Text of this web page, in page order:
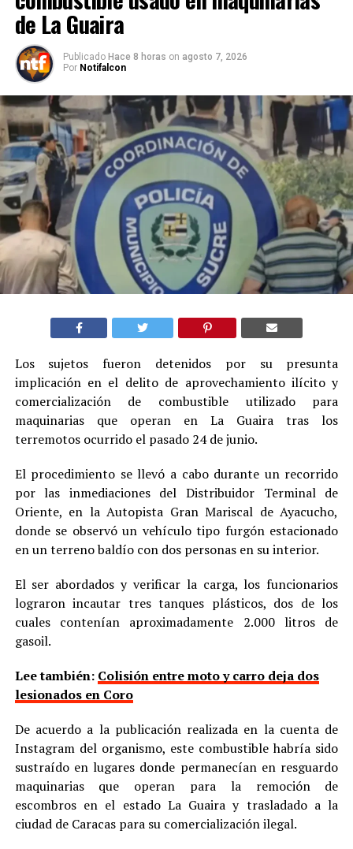
de La Guaira
Publicado Hace 8 horas on agosto 7, 2026
Por Notifalcon
Los sujetos fueron detenidos por su presunta
implicación en el delito de aprovechamiento ilícito y
comercialización de combustible utilizado para
maquinarias que operan en La Guaira tras los
terremotos ocurrido el pasado 24 de junio.
El procedimiento se llevó a cabo durante un recorrido
por las inmediaciones del Distribuidor Terminal de
Oriente, en la Autopista Gran Mariscal de Ayacucho,
donde se observó un vehículo tipo furgón estacionado
en un terreno baldío con dos personas en su interior.
El ser abordados y verificar la carga, los funcionarios
lograron incautar tres tanques plásticos, dos de los
cuales contenían aproximadamente 2.000 litros de
gasoil.
Lee también: Colisión entre moto y carro deja dos
lesionados en Coro
De acuerdo a la publicación realizada en la cuenta de
Instagram del organismo, este combustible habría sido
sustraído en lugares donde permanecían en resguardo
maquinarias que operan para la remoción de
escombros en el estado La Guaira y trasladado a la
ciudad de Caracas para su comercialización ilegal.